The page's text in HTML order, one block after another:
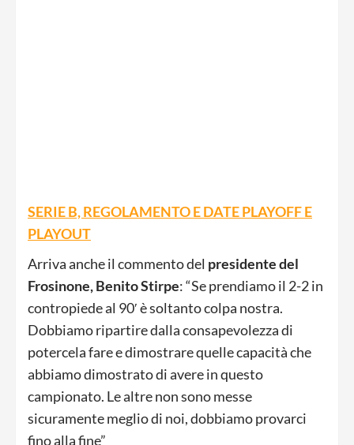
SERIE B, REGOLAMENTO E DATE PLAYOFF E
PLAYOUT
Arriva anche il commento del presidente del
Frosinone, Benito Stirpe: “Se prendiamo il 2-2 in
contropiede al 90′ è soltanto colpa nostra.
Dobbiamo ripartire dalla consapevolezza di
potercela fare e dimostrare quelle capacità che
abbiamo dimostrato di avere in questo
campionato. Le altre non sono messe
sicuramente meglio di noi, dobbiamo provarci
fino alla fine”